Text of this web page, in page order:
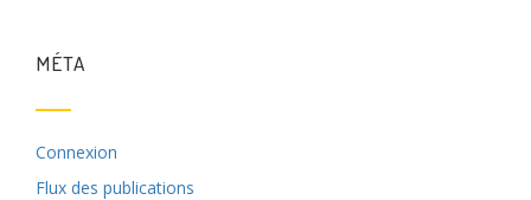
MÉTA
Connexion
Flux des publications